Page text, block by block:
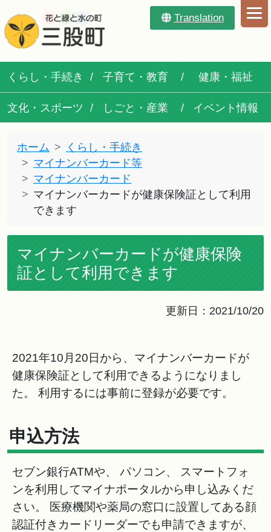
Translation
くらし・手続き 子育て・教育 健康・福祉
文化・スポーツ しごと・産業 イベント情報
ホーム
くらし・手続き
マイナンバーカード等
マイナンバーカード
マイナンバーカードが健康保険証として利用
できます
マイナンバーカードが健康保険
証として利用できます
更新日：2021/10/20
2021年10月20日から、マイナンバーカードが
健康保険証として利用できるようになりまし
た。 利用するには事前に登録が必要です。
申込方法
セブン銀行ATMや、 パソコン、 スマートフォ
ンを利用してマイナポータルから申し込みくだ
さい。 医療機関や薬局の窓口に設置してある顔
認証付きカードリーダーでも申請できますが、